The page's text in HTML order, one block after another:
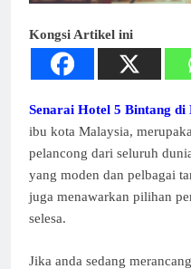
Kongsi Artikel ini
Senarai Hotel 5 Bintang
ibu kota Malaysia,
pelancong dari seluruh
yang moden dan pelbagai
juga menawarkan pilihan
selesa.
Jika anda sedang